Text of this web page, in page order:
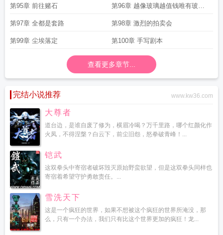
第95章 前往赌石 第96章 越像玻璃越值钱唯有玻璃
不值钱
第97章 全都是套路 第98章 激烈的拍卖会
第99章 尘埃落定 第100章 手写剧本
查看更多章节...
完结小说推荐 www.kw36.com
大尊者
道台边，是谁自废了修为，横眉冷喝？万千里路，哪个红颜化作
火凤，不得涅槃？白云下，前尘旧怨，怒拳破青峰！...
铠武
这双拳头中寄宿者破坏毁灭原始野蛮欲望，但是这双拳头同样也
寄宿着希望守护勇敢责任。...
雪洗天下
这是一个疯狂的世界，如果不想被这个疯狂的世界所淹没，那
么，只有一个办法，我们只有比这个世界更加的疯狂！龙...